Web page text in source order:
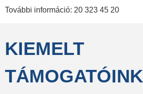
További információ: 20 323 45 20
KIEMELT
TÁMOGATÓINK